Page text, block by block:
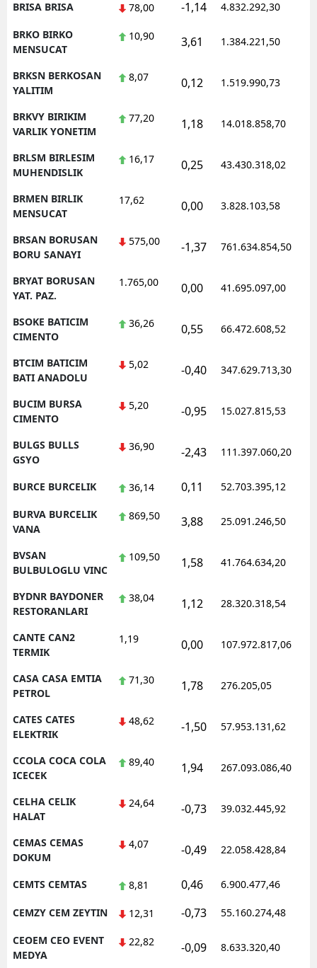
BRISA BRISA 78,00 -1,14 4.832.292,30
BRKO BIRKO
MENSUCAT
10,90 3,61 1.384.221,50
BRKSN BERKOSAN
YALITIM
8,07 0,12 1.519.990,73
BRKVY BIRIKIM
VARLIK YONETIM
77,20 1,18 14.018.858,70
BRLSM BIRLESIM
MUHENDISLIK
16,17 0,25 43.430.318,02
BRMEN BIRLIK
MENSUCAT
17,62 0,00 3.828.103,58
BRSAN BORUSAN
BORU SANAYI
575,00 -1,37 761.634.854,50
BRYAT BORUSAN
YAT. PAZ.
1.765,00 0,00 41.695.097,00
BSOKE BATICIM
CIMENTO
36,26 0,55 66.472.608,52
BTCIM BATICIM
BATI ANADOLU
5,02 -0,40 347.629.713,30
BUCIM BURSA
CIMENTO
5,20 -0,95 15.027.815,53
BULGS BULLS
GSYO
36,90 -2,43 111.397.060,20
BURCE BURCELIK 36,14 0,11 52.703.395,12
BURVA BURCELIK
VANA
869,50 3,88 25.091.246,50
BVSAN
BULBULOGLU VINC
109,50 1,58 41.764.634,20
BYDNR BAYDONER
RESTORANLARI
38,04 1,12 28.320.318,54
CANTE CAN2
TERMIK
1,19 0,00 107.972.817,06
CASA CASA EMTIA
PETROL
71,30 1,78 276.205,05
CATES CATES
ELEKTRIK
48,62 -1,50 57.953.131,62
CCOLA COCA COLA
ICECEK
89,40 1,94 267.093.086,40
CELHA CELIK
HALAT
24,64 -0,73 39.032.445,92
CEMAS CEMAS
DOKUM
4,07 -0,49 22.058.428,84
CEMTS CEMTAS 8,81 0,46 6.900.477,46
CEMZY CEM ZEYTIN 12,31 -0,73 55.160.274,48
CEOEM CEO EVENT
MEDYA
22,82 -0,09 8.633.320,40